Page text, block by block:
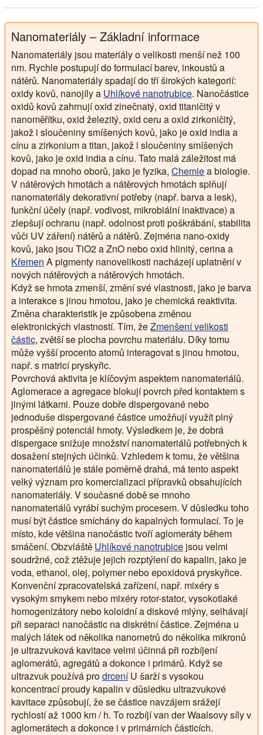
Nanomateriály – Základní informace
Nanomateriály jsou materiály o velikosti menší než 100
nm. Rychle postupují do formulací barev, inkoustů a
nátěrů. Nanomateriály spadají do tří širokých kategorií:
oxidy kovů, nanojíly a Uhlíkové nanotrubice. Nanočástice
oxidů kovů zahrnují oxid zinečnatý, oxid titaničitý v
nanoměřítku, oxid železitý, oxid ceru a oxid zirkoničitý,
jakož i sloučeniny smíšených kovů, jako je oxid india a
cínu a zirkonium a titan, jakož i sloučeniny smíšených
kovů, jako je oxid india a cínu. Tato malá záležitost má
dopad na mnoho oborů, jako je fyzika, Chemiea biologie.
V nátěrových hmotách a nátěrových hmotách splňují
nanomateriály dekorativní potřeby (např. barva a lesk),
funkční účely (např. vodivost, mikrobiální inaktivace) a
zlepšují ochranu (např. odolnost proti poškrábání, stabilita
vůči UV záření) nátěrů a nátěrů. Zejména nano-oxidy
kovů, jako jsou TiO2 a ZnO nebo oxid hlinitý, cerina a
Křemen A pigmenty nanovelikosti nacházejí uplatnění v
nových nátěrových a nátěrových hmotách.
Když se hmota zmenší, změní své vlastnosti, jako je barva
a interakce s jinou hmotou, jako je chemická reaktivita.
Změna charakteristik je způsobena změnou
elektronických vlastností. Tím, žeZmenšení velikosti
částic, zvětší se plocha povrchu materiálu. Díky tomu
může vyšší procento atomů interagovat s jinou hmotou,
např. s matricí pryskyřic.
Povrchová aktivita je klíčovým aspektem nanomateriálů.
Aglomerace a agregace blokují povrch před kontaktem s
jinými látkami. Pouze dobře dispergované nebo
jednoduše dispergované částice umožňují využít plný
prospěšný potenciál hmoty. Výsledkem je, že dobrá
dispergace snižuje množství nanomateriálů potřebných k
dosažení stejných účinků. Vzhledem k tomu, že většina
nanomateriálů je stále poměrně drahá, má tento aspekt
velký význam pro komercializaci přípravků obsahujících
nanomateriály. V současné době se mnoho
nanomateriálů vyrábí suchým procesem. V důsledku toho
musí být částice smíchány do kapalných formulací. To je
místo, kde většina nanočástic tvoří aglomeráty během
smáčení. Obzvláště Uhlíkové nanotrubice jsou velmi
soudržné, což ztěžuje jejich rozptýlení do kapalin, jako je
voda, ethanol, olej, polymer nebo epoxidová pryskyřice.
Konvenční zpracovatelská zařízení, např. mixéry s
vysokým smykem nebo mixéry rotor-stator, vysokotlaké
homogenizátory nebo koloidní a diskové mlýny, selhávají
při separaci nanočástic na diskrétní částice. Zejména u
malých látek od několika nanometrů do několika mikronů
je ultrazvuková kavitace velmi účinná při rozbíjení
aglomerátů, agregátů a dokonce i primárů. Když se
ultrazvuk používá prodrceníU šarží s vysokou
koncentrací proudy kapalin v důsledku ultrazvukové
kavitace způsobují, že se částice navzájem srážejí
rychlostí až 1000 km / h. To rozbíjí van der Waalsovy síly v
aglomerátech a dokonce i v primárních částicích.